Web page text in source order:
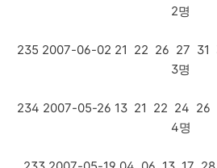
2명
235 2007-06-02 21 22 26 27 31
3명
234 2007-05-26 13 21 22 24 26
4명